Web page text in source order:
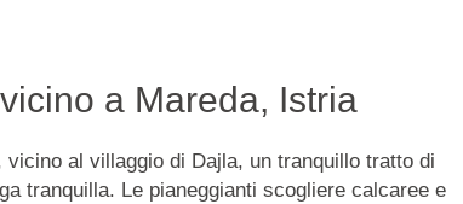
a Mareda, Istria
vicino al villaggio di Dajla, un tranquillo tratto di
tranquilla. Le pianeggianti scogliere calcaree e